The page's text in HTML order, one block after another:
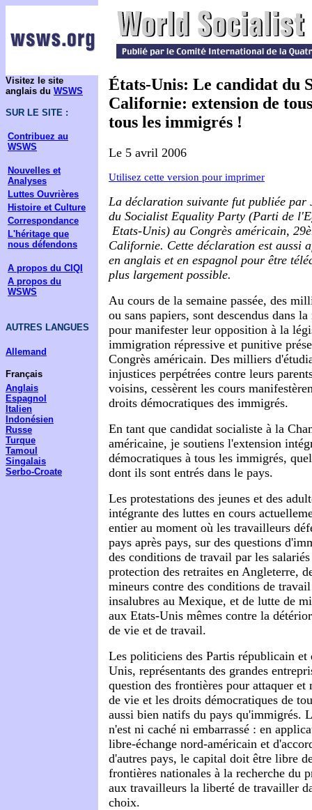
Visitez le site
anglais du WSWS
SUR LE SITE :
Contribuez au
WSWS
Nouvelles et
Analyses
Luttes Ouvrières
Histoire et Culture
Correspondance
L'héritage que
nous défendons
A propos du CIQI
A propos du
WSWS
AUTRES LANGUES
Allemand
Français
Anglais
Espagnol
Italien
Indonésien
Russe
Turque
Tamoul
Singalais
Serbo-Croate
États-Unis: Le candidat du
Californie: extension de
tous les immigrés !
Le 5 avril 2006
Utilisez cette version pour imprimer
La déclaration suivante fut publiée par
du Socialist Equality Party (Parti de
Etats-Unis) au Congrès américain,
Californie. Cette déclaration est aussi
en anglais et en espagnol pour être
plus largement possible.
Au cours de la semaine passée, des
ou sans papiers, sont descendus dans
pour manifester leur opposition à la
immigration répressive et punitive
Congrès américain. Des milliers
injustices perpétrées contre leurs
voisins, cessèrent les cours
droits démocratiques des immigrés.
En tant que candidat socialiste à la
américaine, je soutiens l'extension
démocratiques à tous les immigrés,
dont ils sont entrés dans le pays.
Les protestations des jeunes et des
intégrante des luttes en cours
entier au moment où les travailleurs
pays après pays, sur des questions
des conditions de travail par les
protection des retraites en Angleterre,
mineurs contre des conditions de travail
insalubres au Mexique, et de lutte de
aux Etats-Unis mêmes contre la
de vie et de travail.
Les politiciens des Partis républicain et
Unis, représentants des grandes
question des frontières pour attaquer
de vie et les droits démocratiques de
aussi bien natifs du pays qu'immigrés.
n'est ni caché ni embarrassé : en
libre-échange nord-américain et
d'autres pays, le capital doit être libre
frontières nationales à la recherche du
aux travailleurs la liberté de travailler
choix.